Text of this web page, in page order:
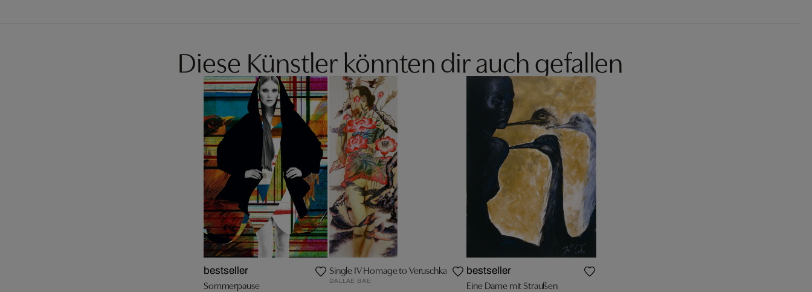
Diese Künstler könnten dir auch gefallen
bestseller
Sommerpause
Single IV Homage to Veruschka
DALLAE BAE
bestseller
Eine Dame mit Straußen